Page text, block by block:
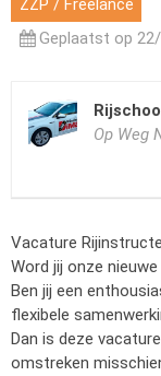
ZZP / Freelance
Geplaatst op
Op Weg
Vacature
Word jij onze
Ben jij een
flexibele
Dan is deze
omstreken